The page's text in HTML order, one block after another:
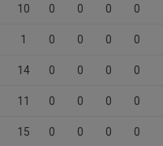
10 0 0 0 0
1 0 0 0 0
14 0 0 0 0
11 0 0 0 0
15 0 0 0 0